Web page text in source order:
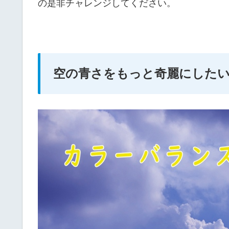
の是非チャレンジしてください。
空の青さをもっと奇麗にした